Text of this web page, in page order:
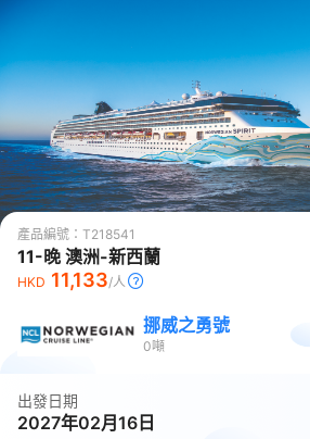
產品編號： T218541
11-晚 澳洲-新西蘭
HKD 11,133/人
挪威之勇號
0噸
出發日期
2027年02月16日